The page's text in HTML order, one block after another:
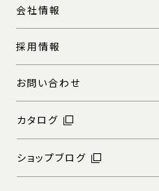
会社情報
採用情報
お問い合わせ
カタログ
ショップブログ